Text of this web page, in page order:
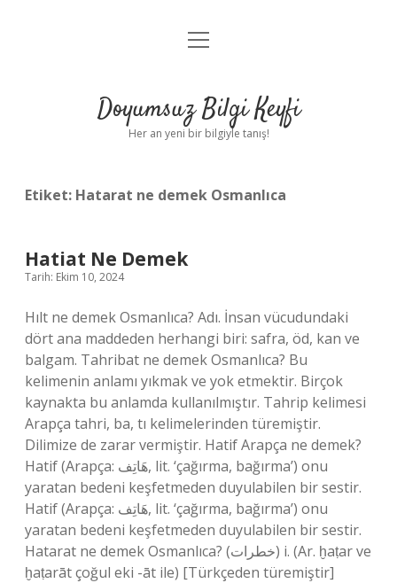
Anasayfa
Yasal Uyarı
menüyü
Doyumsuz Bilgi Keyfi
Her an yeni bir bilgiyle tanış!
Etiket: Hatarat ne demek Osmanlıca
Hatiat Ne Demek
Tarih: Ekim 10, 2024
Hılt ne demek Osmanlıca? Adı. İnsan vücudundaki
dört ana maddeden herhangi biri: safra, öd, kan ve
balgam. Tahribat ne demek Osmanlıca? Bu
kelimenin anlamı yıkmak ve yok etmektir. Birçok
kaynakta bu anlamda kullanılmıştır. Tahrip kelimesi
Arapça tahri, ba, tı kelimelerinden türemiştir.
Dilimize de zarar vermiştir. Hatif Arapça ne demek?
Hatif (Arapça: هَاتِف‎, lit. ‘çağırma, bağırma’) onu
yaratan bedeni keşfetmeden duyulabilen bir sestir.
Hatif (Arapça: هَاتِف‎, lit. ‘çağırma, bağırma’) onu
yaratan bedeni keşfetmeden duyulabilen bir sestir.
Hatarat ne demek Osmanlıca? (ﺧﻄﺮﺍﺕ) i. (Ar. ḫaṭar ve
ḫaṭarāt çoğul eki -āt ile) [Türkçeden türemiştir]